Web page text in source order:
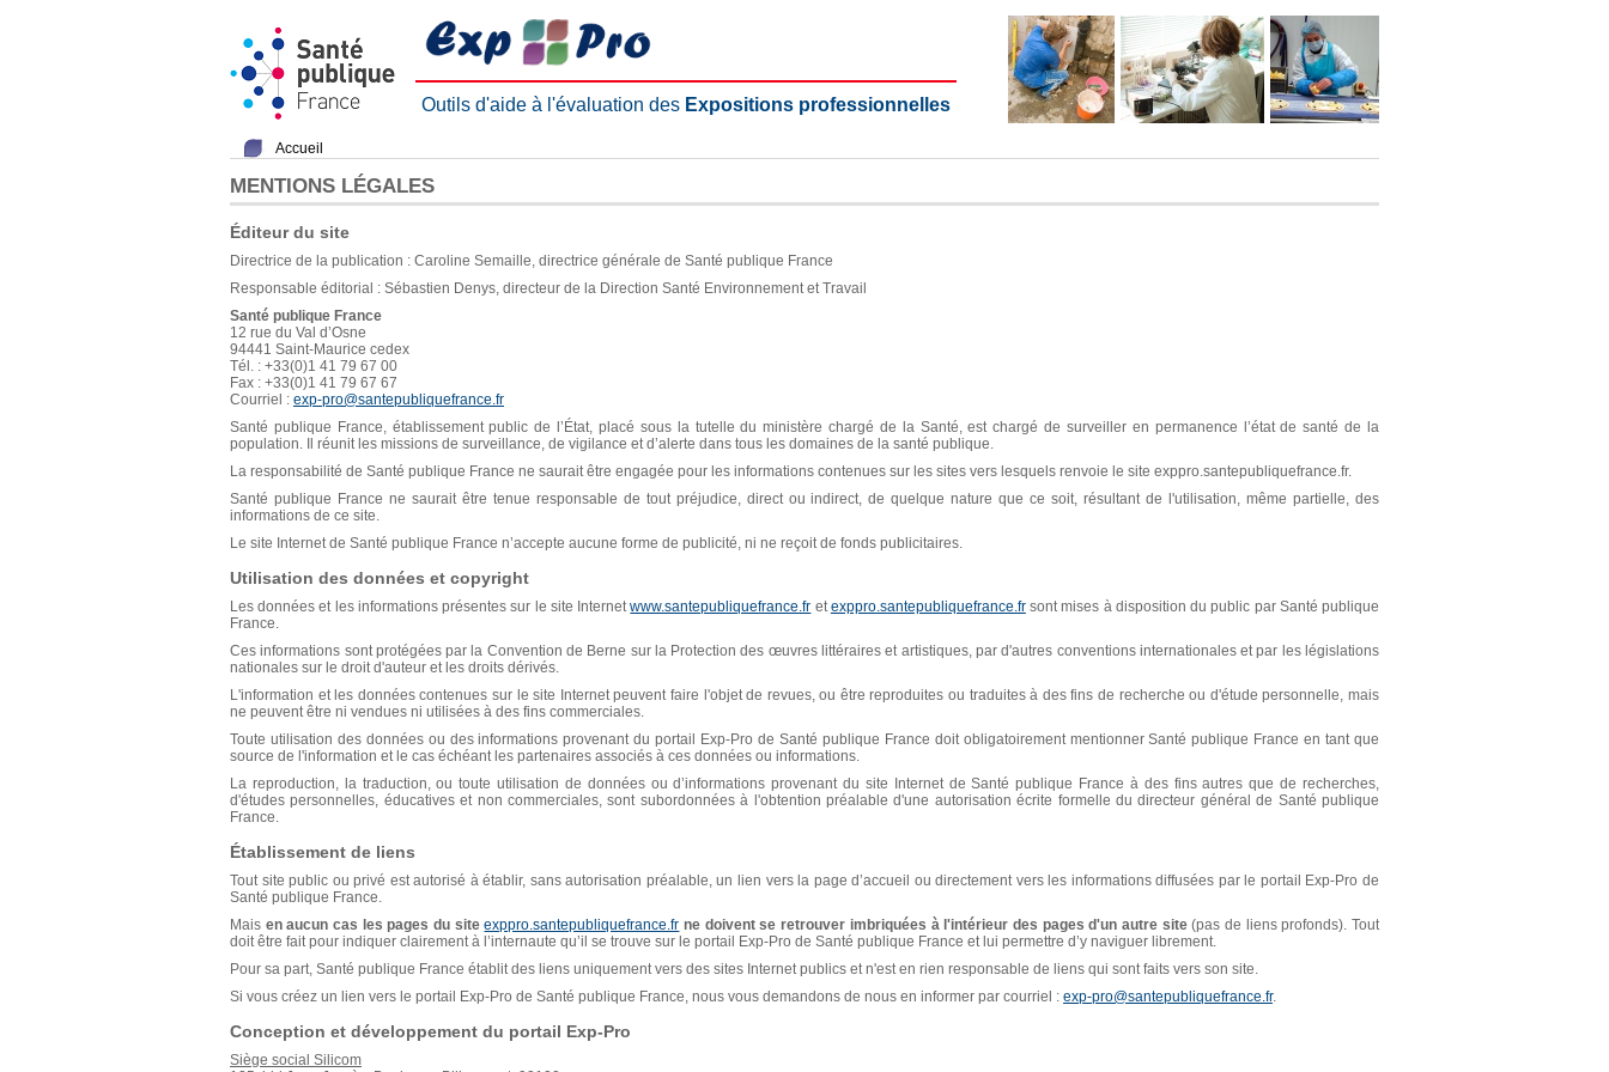
Outils d'aide à l'évaluation des Expositions professionnelles
Accueil
MENTIONS LÉGALES
Éditeur du site
Directrice de la publication : Caroline Semaille, directrice générale de Santé publique France
Responsable éditorial : Sébastien Denys, directeur de la Direction Santé Environnement et Travail
Santé publique France
12 rue du Val d’Osne
94441 Saint-Maurice cedex
Tél. : +33(0)1 41 79 67 00
Fax : +33(0)1 41 79 67 67
Courriel : exp-pro@santepubliquefrance.fr
Santé publique France, établissement public de l’État, placé sous la tutelle du ministère chargé de la Santé, est chargé de surveiller en permanence l’état de santé de la
population. Il réunit les missions de surveillance, de vigilance et d’alerte dans tous les domaines de la santé publique.
La responsabilité de Santé publique France ne saurait être engagée pour les informations contenues sur les sites vers lesquels renvoie le site exppro.santepubliquefrance.fr.
Santé publique France ne saurait être tenue responsable de tout préjudice, direct ou indirect, de quelque nature que ce soit, résultant de l'utilisation, même partielle, des
informations de ce site.
Le site Internet de Santé publique France n’accepte aucune forme de publicité, ni ne reçoit de fonds publicitaires.
Utilisation des données et copyright
Les données et les informations présentes sur le site Internetwww.santepubliquefrance.fr etexppro.santepubliquefrance.frsont mises à disposition du public par Santé publique
France.
Ces informations sont protégées par la Convention de Berne sur la Protection des œuvres littéraires et artistiques, par d'autres conventions internationales et par les législations
nationales sur le droit d'auteur et les droits dérivés.
L'information et les données contenues sur le site Internet peuvent faire l'objet de revues, ou être reproduites ou traduites à des fins de recherche ou d'étude personnelle, mais
ne peuvent être ni vendues ni utilisées à des fins commerciales.
Toute utilisation des données ou des informations provenant du portail Exp-Pro de Santé publique France doit obligatoirement mentionner Santé publique France en tant que
source de l'information et le cas échéant les partenaires associés à ces données ou informations.
La reproduction, la traduction, ou toute utilisation de données ou d’informations provenant du site Internet de Santé publique France à des fins autres que de recherches,
d'études personnelles, éducatives et non commerciales, sont subordonnées à l'obtention préalable d'une autorisation écrite formelle du directeur général de Santé publique
France.
Établissement de liens
Tout site public ou privé est autorisé à établir, sans autorisation préalable, un lien vers la page d’accueil ou directement vers les informations diffusées par le portail Exp-Pro de
Santé publique France.
Mais en aucun cas les pages du siteexppro.santepubliquefrance.fr ne doivent se retrouver imbriquées à l'intérieur des pages d'un autre site(pas de liens profonds). Tout
doit être fait pour indiquer clairement à l’internaute qu’il se trouve sur le portail Exp-Pro de Santé publique France et lui permettre d’y naviguer librement.
Pour sa part, Santé publique France établit des liens uniquement vers des sites Internet publics et n'est en rien responsable de liens qui sont faits vers son site.
Si vous créez un lien vers le portail Exp-Pro de Santé publique France, nous vous demandons de nous en informer par courriel : exp-pro@santepubliquefrance.fr.
Conception et développement du portail Exp-Pro
Siège social Silicom